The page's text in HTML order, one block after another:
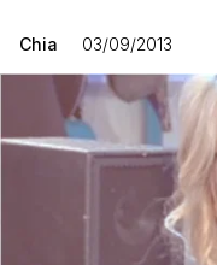
Chia 03/09/2013